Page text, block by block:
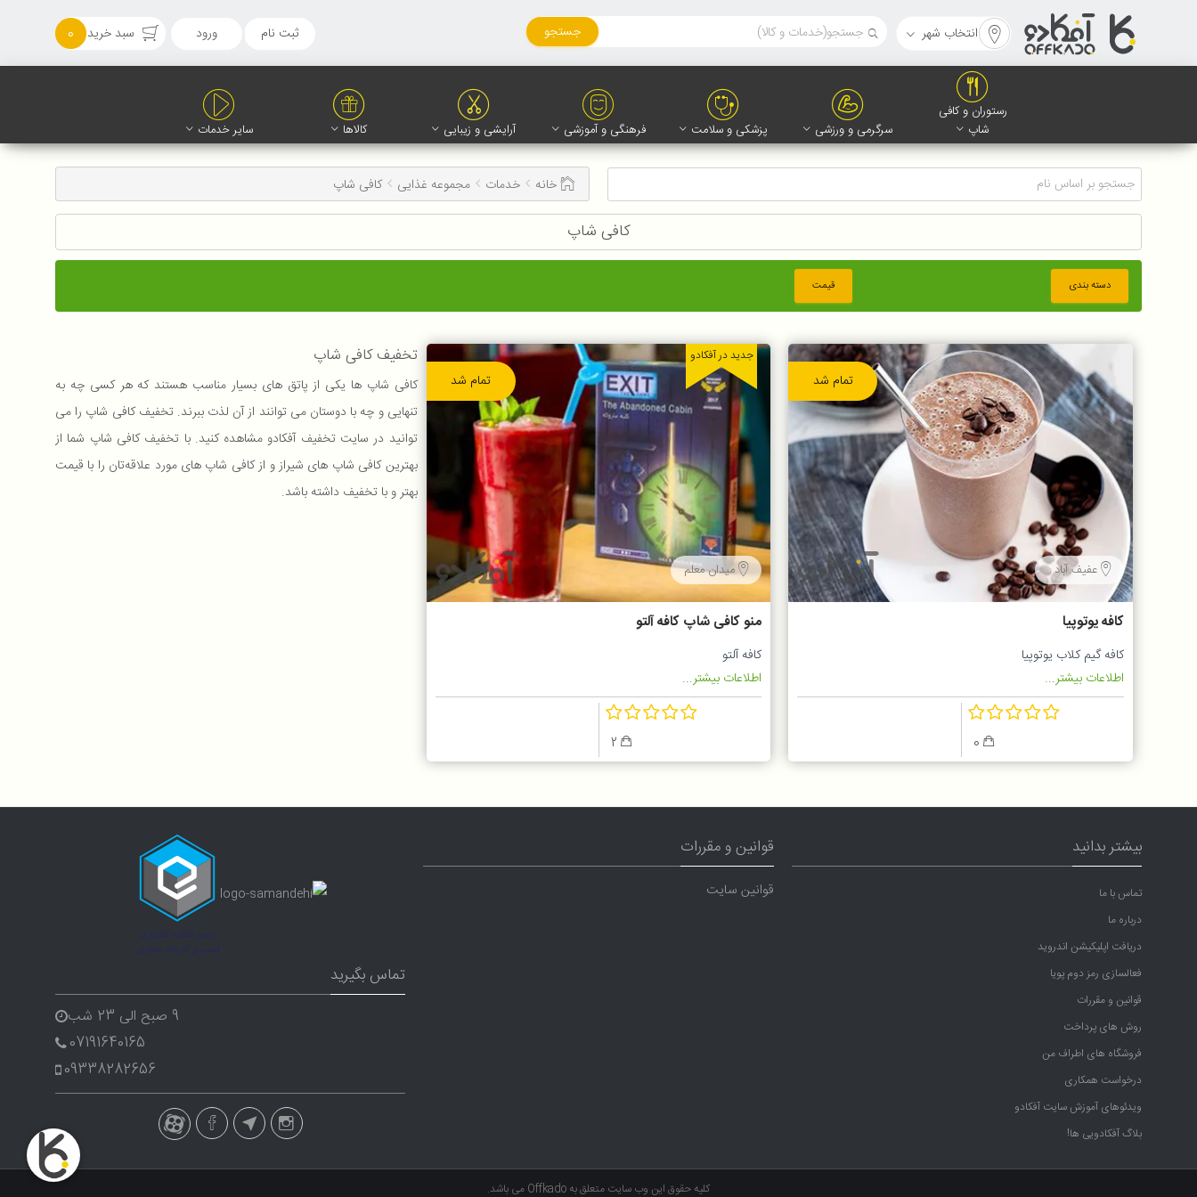
انتخاب شهر جستجو ثبت نام ورود سبد خرید 0
رستوران و کافی
شاپ
سرگرمی و ورزشی پزشکی و سلامت فرهنگی و آموزشی آرایشی و زیبایی کالاها سایر خدمات
خانه خدمات مجموعه غذایی کافی شاپ
کافی شاپ
دسته بندی قیمت
تمام شد
عفیف آباد
کافه یوتوپیا
کافه گیم کلاب یوتوپیا
اطلاعات بیشتر...
تمام شد
جدید در آفکادو
میدان معلم
منو کافی شاپ کافه آلتو
کافه آلتو
اطلاعات بیشتر...
2
تخفیف کافی شاپ
کافی شاپ ها یکی از پاتق های بسیار مناسب هستند که هر کسی چه به
تنهایی و چه با دوستان می توانند از آن لذت ببرند. تخفیف کافی شاپ را می
توانید در سایت تخفیف آفکادو مشاهده کنید. با تخفیف کافی شاپ شما از
بهترین کافی شاپ های شیراز و از کافی شاپ های مورد علاقه‌تان را با قیمت
بهتر و با تخفیف داشته باشد.
بیشتر بدانید
تماس با ما
درباره ما
دریافت اپلیکیشن اندروید
فعالسازی رمز دوم پویا
قوانین و مقررات
روش های پرداخت
فروشگاه های اطراف من
درخواست همکاری
ویدئوهای آموزش سایت آفکادو
بلاگ آفکادویی ها!
قوانین و مقررات
قوانین سایت
تماس بگیرید
9 صبح الی 23 شب
07191640165
09338282656
کلیه حقوق این وب سایت متعلق به می باشد.